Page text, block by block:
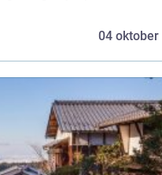
04 oktober